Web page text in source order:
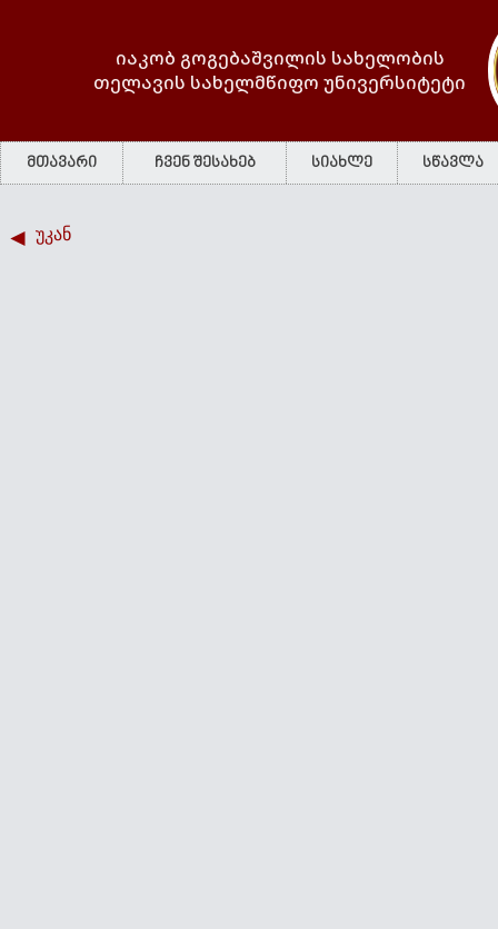
იაკობ გოგებაშვილის სახელობის
თელავის სახელმწიფო უნივერსიტეტი
მთავარი ჩვენ შესახებ სიახლე სწავლა
უკან